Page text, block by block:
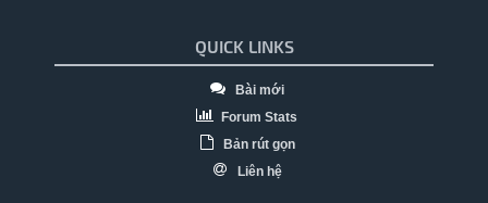
QUICK LINKS
Bài mới
Forum Stats
Bản rút gọn
Liên hệ